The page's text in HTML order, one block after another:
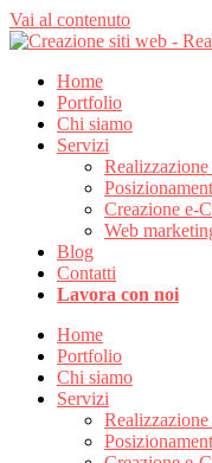
Vai al contenuto
Home
Portfolio
Chi siamo
Servizi
Creazione e-
Web
Blog
Contatti
Lavora con noi
Home
Portfolio
Chi siamo
Servizi